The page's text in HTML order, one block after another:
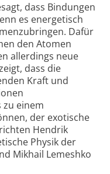
dass Bindungen
es energetisch
Dafür
den Atomen
allerdings neue
dass die
Kraft und
zu einem
der exotische
Hendrik
Physik der
Mikhail Lemeshko